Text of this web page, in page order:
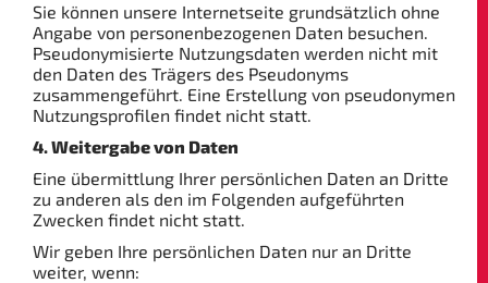
Sie können unsere Internetseite grundsätzlich ohne
Angabe von personenbezogenen Daten besuchen.
Pseudonymisierte Nutzungsdaten werden nicht mit
den Daten des Trägers des Pseudonyms
zusammengeführt. Eine Erstellung von pseudonymen
Nutzungsprofilen findet nicht statt.
4. Weitergabe von Daten
Eine übermittlung Ihrer persönlichen Daten an Dritte
zu anderen als den im Folgenden aufgeführten
Zwecken findet nicht statt.
Wir geben Ihre persönlichen Daten nur an Dritte
weiter, wenn: